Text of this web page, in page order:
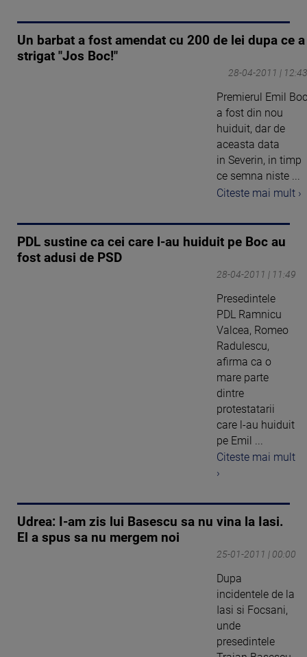
Un barbat a fost amendat cu 200 de lei dupa ce a
strigat "Jos Boc!"
28-04-2011 | 12:43
Premierul Emil Boc
a fost din nou
huiduit, dar de
aceasta data
in Severin, in timp
ce semna niste ...
Citeste mai mult ›
PDL sustine ca cei care l-au huiduit pe Boc au
fost adusi de PSD
28-04-2011 | 11:49
Presedintele
PDL Ramnicu
Valcea, Romeo
Radulescu,
afirma ca o
mare parte
dintre
protestatarii
care l-au huiduit
pe Emil ...
Citeste mai mult
›
Udrea: I-am zis lui Basescu sa nu vina la Iasi.
El a spus sa nu mergem noi
25-01-2011 | 00:00
Dupa
incidentele de la
Iasi si Focsani,
unde
presedintele